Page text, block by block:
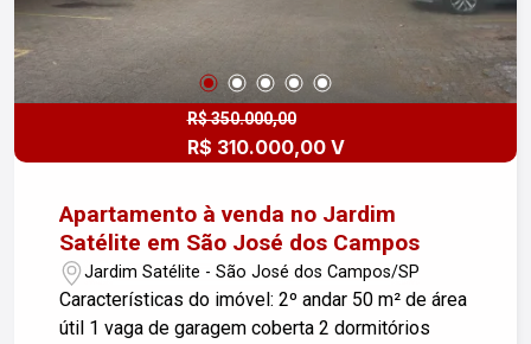
R$ 350.000,00
R$ 310.000,00 V
Apartamento à venda no Jardim
Satélite em São José dos Campos
Jardim Satélite - São José dos Campos/SP
Características do imóvel: 2º andar 50 m² de área
útil 1 vaga de garagem coberta 2 dormitórios